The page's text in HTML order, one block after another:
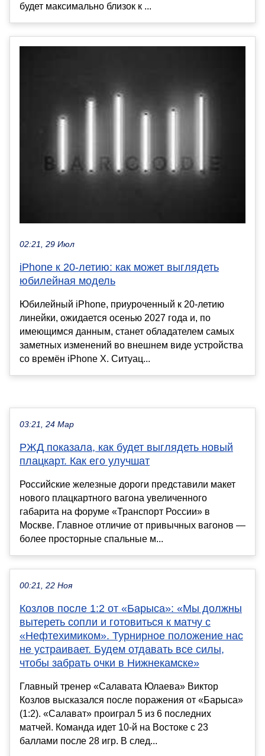
будет максимально близок к ...
02:21, 29 Июл
iPhone к 20-летию: как может выглядеть
юбилейная модель
Юбилейный iPhone, приуроченный к 20-летию
линейки, ожидается осенью 2027 года и, по
имеющимся данным, станет обладателем самых
заметных изменений во внешнем виде устройства
со времён iPhone X. Ситуац...
03:21, 24 Мар
РЖД показала, как будет выглядеть новый
плацкарт. Как его улучшат
Российские железные дороги представили макет
нового плацкартного вагона увеличенного
габарита на форуме «Транспорт России» в
Москве. Главное отличие от привычных вагонов —
более просторные спальные м...
00:21, 22 Ноя
Козлов после 1:2 от «Барыса»: «Мы должны
вытереть сопли и готовиться к матчу с
«Нефтехимиком». Турнирное положение нас
не устраивает. Будем отдавать все силы,
чтобы забрать очки в Нижнекамске»
Главный тренер «Салавата Юлаева» Виктор
Козлов высказался после поражения от «Барыса»
(1:2). «Салават» проиграл 5 из 6 последних
матчей. Команда идет 10-й на Востоке с 23
баллами после 28 игр. В след...